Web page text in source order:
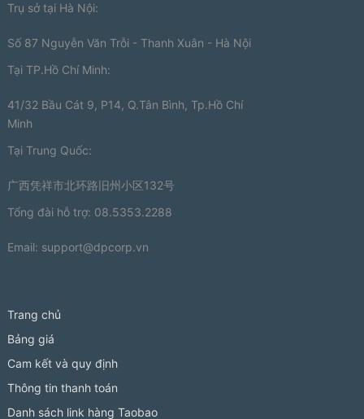
Trụ sở tại Hà Nội:
Số 87 Nguyễn Văn Trỗi - Thanh Xuân - Hà Nội
Tại TP.Hồ Chí Minh:
41/32 Bầu Cát 9, P14, Q.Tân Bình, Tp.Hồ Chí
Minh
Tại Trung Quốc:
广西凭祥市北环路旧州小区132号
Tổng đài hỗ trợ: 08.5353.2288
Email: support@dpcorp.vn
Trang chủ
Bảng giá
Cam kết và quy định
Thông tin thanh toán
Danh sách link hàng Taobao